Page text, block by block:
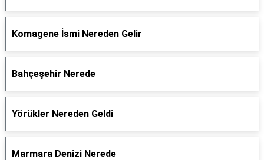
Komagene İsmi Nereden Gelir
Bahçeşehir Nerede
Yörükler Nereden Geldi
Marmara Denizi Nerede